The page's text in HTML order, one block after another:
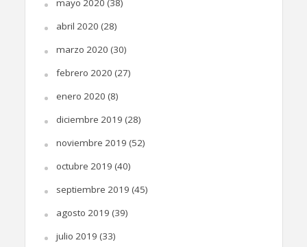
mayo 2020 (38)
abril 2020 (28)
marzo 2020 (30)
febrero 2020 (27)
enero 2020 (8)
diciembre 2019 (28)
noviembre 2019 (52)
octubre 2019 (40)
septiembre 2019 (45)
agosto 2019 (39)
julio 2019 (33)